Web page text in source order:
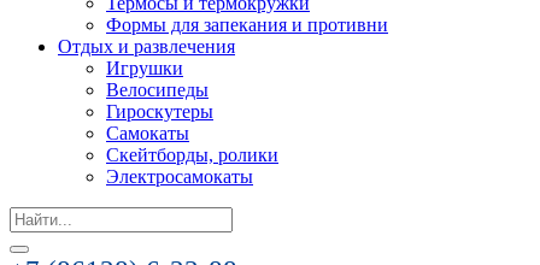
Формы для запекания и противни
Отдых и развлечения
Игрушки
Велосипеды
Гироскутеры
Самокаты
Скейтборды, ролики
Электросамокаты
Search
for: